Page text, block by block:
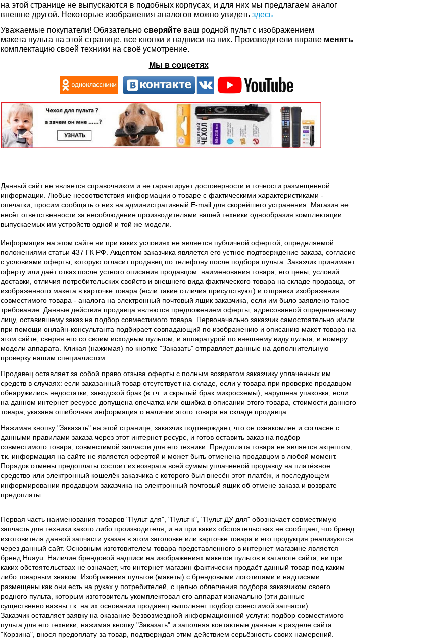
на этой странице не выпускаются в подобных корпусах, и для них мы предлагаем аналог
внешне другой. Некоторые изображения аналогов можно увидеть здесь
Уважаемые покупатели! Обязательно сверяйте ваш родной пульт с изображением
макета пульта на этой странице, все кнопки и надписи на них. Производители вправе менять
комплектацию своей техники на своё усмотрение.
Мы в соцсетях
Данный сайт не является справочником и не гарантирует достоверности и точности размещенной
информации. Любые несоответствия информации о товаре с фактическими характеристиками -
опечатки, просим сообщать о них на административный E-mail для скорейшего устранения. Магазин не
несёт ответственности за несоблюдение производителями вашей техники однообразия комплектации
выпускаемых им устройств одной и той же модели.
Информация на этом сайте ни при каких условиях не является публичной офертой, определяемой
положениями статьи 437 ГК РФ. Акцептом заказчика является его устное подтверждение заказа, согласие
с условиями оферты, которую огласит продавец по телефону после подбора пульта. Заказчик принимает
оферту или даёт отказ после устного описания продавцом: наименования товара, его цены, условий
доставки, отличия потребительских свойств и внешнего вида фактического товара на складе продавца, от
изображенного макета в карточке товара (если такие отличия присутствуют) и отправки изображения
совместимого товара - аналога на электронный почтовый ящик заказчика, если им было заявлено такое
требование. Данные действия продавца являются предложением оферты, адресованной определенному
лицу, оставившему заказ на подбор совместимого товара. Первоначально заказчик самостоятельно и/или
при помощи онлайн-консультанта подбирает совпадающий по изображению и описанию макет товара на
этом сайте, сверяя его со своим исходным пультом, и аппаратурой по внешнему виду пульта, и номеру
модели аппарата. Кликая (нажимая) по кнопке "Заказать" отправляет данные на дополнительную
проверку нашим специалистом.
Продавец оставляет за собой право отзыва оферты с полным возвратом заказчику уплаченных им
средств в случаях: если заказанный товар отсутствует на складе, если у товара при проверке продавцом
обнаружились недостатки, заводской брак (в т.ч. и скрытый брак микросхемы), нарушена упаковка, если
на данном интернет ресурсе допущена опечатка или ошибка в описании этого товара, стоимости данного
товара, указана ошибочная информация о наличии этого товара на складе продавца.
Нажимая кнопку "Заказать" на этой странице, заказчик подтверждает, что он ознакомлен и согласен с
данными правилами заказа через этот интернет ресурс, и готов оставить заказ на подбор
совместимого товара, совместимой запчасти для его техники. Предоплата товара не является акцептом,
т.к. информация на сайте не является офертой и может быть отменена продавцом в любой момент.
Порядок отмены предоплаты состоит из возврата всей суммы уплаченной продавцу на платёжное
средство или электронный кошелёк заказчика с которого был внесён этот платёж, и последующем
информировании продавцом заказчика на электронный почтовый ящик об отмене заказа и возврате
предоплаты.
Первая часть наименования товаров "Пульт для", "Пульт к", "Пульт ДУ для" обозначает совместимую
запчасть для техники какого либо производителя, и ни при каких обстоятельствах не сообщает, что бренд
изготовителя данной запчасти указан в этом заголовке или карточке товара и его продукция реализуются
через данный сайт. Основным изготовителем товара представленного в интернет магазине является
бренд Huayu. Наличие брендовой надписи на изображениях макетов пультов в каталоге сайта, ни при
каких обстоятельствах не означает, что интернет магазин фактически продаёт данный товар под каким
либо товарным знаком. Изображения пультов (макеты) с брендовыми логотипами и надписями
размещены как они есть на руках у потребителей, с целью облегчения подбора заказчиком своего
родного пульта, которым изготовитель укомплектовал его аппарат изначально (эти данные
существенно важны т.к. на их основании продавец выполняет подбор совестимой запчасти).
Заказчик оставляет заявку на оказание безвозмездной информационной услуги: подбор совместимого
пульта для его техники, нажимая кнопку "Заказать" и заполняя контактные данные в разделе сайта
"Корзина", внося предоплату за товар, подтверждая этим действием серьёзность своих намерений.